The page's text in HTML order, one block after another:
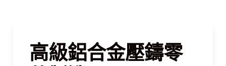
高級鋁合金壓鑄零